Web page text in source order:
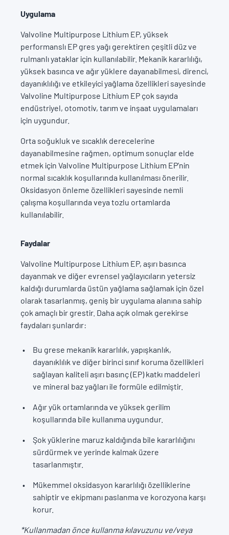
Uygulama
Valvoline Multipurpose Lithium EP, yüksek
performanslı EP gres yağı gerektiren çeşitli düz ve
rulmanlı yataklar için kullanılabilir. Mekanik kararlılığı,
yüksek basınca ve ağır yüklere dayanabilmesi, direnci,
dayanıklılığı ve etkileyici yağlama özellikleri sayesinde
Valvoline Multipurpose Lithium EP çok sayıda
endüstriyel, otomotiv, tarım ve inşaat uygulamaları
için uygundur.
Orta soğukluk ve sıcaklık derecelerine
dayanabilmesine rağmen, optimum sonuçlar elde
etmek için Valvoline Multipurpose Lithium EP’nin
normal sıcaklık koşullarında kullanılması önerilir.
Oksidasyon önleme özellikleri sayesinde nemli
çalışma koşullarında veya tozlu ortamlarda
kullanılabilir.
Faydalar
Valvoline Multipurpose Lithium EP, aşırı basınca
dayanmak ve diğer evrensel yağlayıcıların yetersiz
kaldığı durumlarda üstün yağlama sağlamak için özel
olarak tasarlanmış, geniş bir uygulama alanına sahip
çok amaçlı bir grestir. Daha açık olmak gerekirse
faydaları şunlardır:
Bu grese mekanik kararlılık, yapışkanlık,
dayanıklılık ve diğer birinci sınıf koruma özellikleri
sağlayan kaliteli aşırı basınç (EP) katkı maddeleri
ve mineral baz yağları ile formüle edilmiştir.
Ağır yük ortamlarında ve yüksek gerilim
koşullarında bile kullanıma uygundur.
Şok yüklerine maruz kaldığında bile kararlılığını
sürdürmek ve yerinde kalmak üzere
tasarlanmıştır.
Mükemmel oksidasyon kararlılığı özelliklerine
sahiptir ve ekipmanı paslanma ve korozyona karşı
korur.
*Kullanmadan önce kullanma kılavuzunu ve/veya